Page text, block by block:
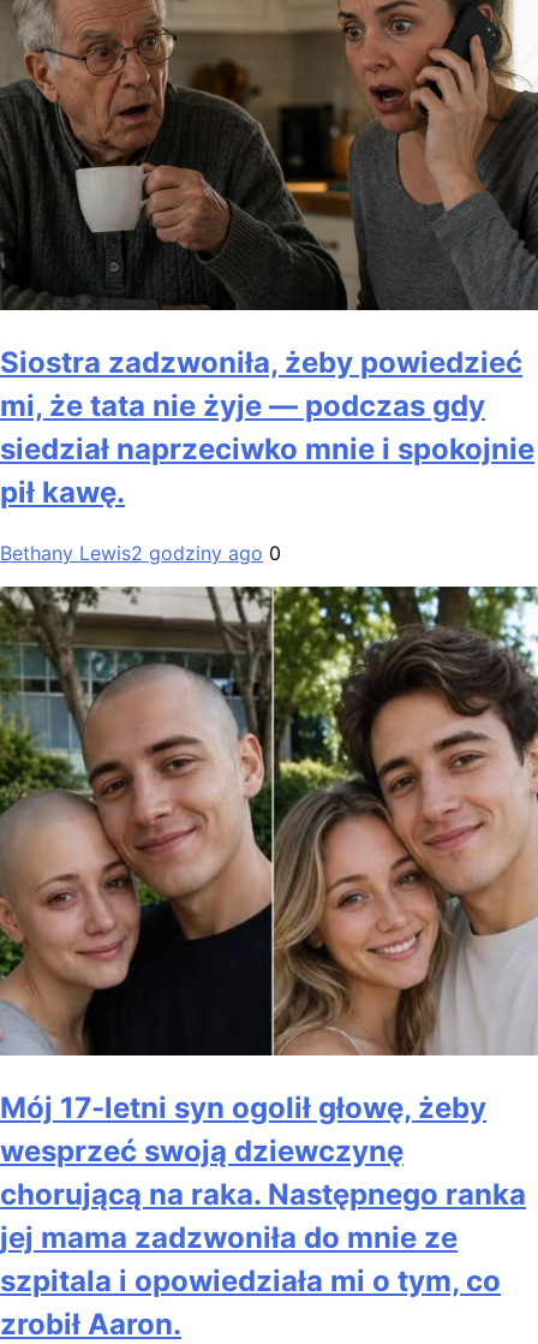
Siostra zadzwoniła, żeby powiedzieć
mi, że tata nie żyje — podczas gdy
siedział naprzeciwko mnie i spokojnie
pił kawę.
Bethany Lewis2 godziny ago 0
Mój 17-letni syn ogolił głowę, żeby
wesprzeć swoją dziewczynę
chorującą na raka. Następnego ranka
jej mama zadzwoniła do mnie ze
szpitala i opowiedziała mi o tym, co
zrobił Aaron.